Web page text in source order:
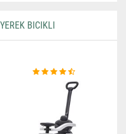
BICIKLI